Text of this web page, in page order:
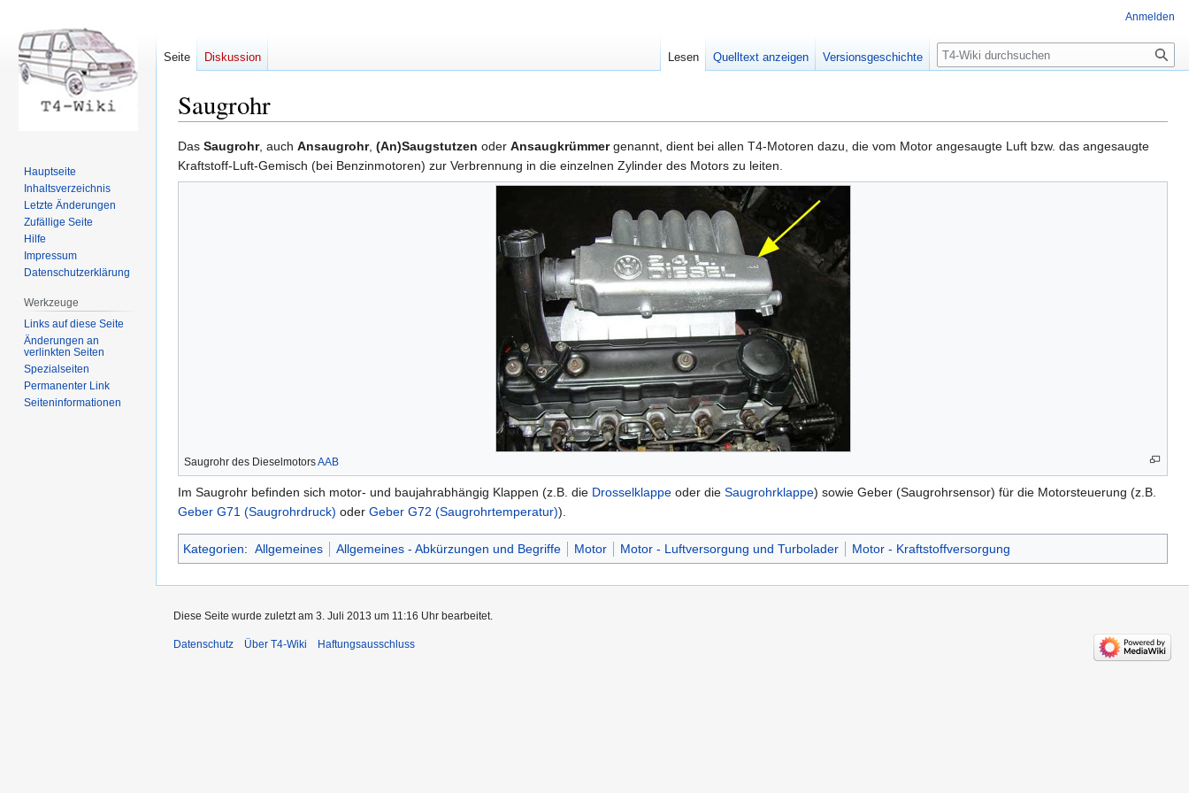
Saugrohr
Zur
Navigation
springen
Zur
Suche
springen
Das Saugrohr, auch Ansaugrohr, (An)Saugstutzen oder Ansaugkrümmergenannt, dient bei allen T4-Motoren dazu, die vom Motor angesaugte Luft bzw. das angesaugte
Kraftstoff-Luft-Gemisch (bei Benzinmotoren) zur Verbrennung in die einzelnen Zylinder des Motors zu leiten.
Saugrohr des DieselmotorsAAB
Im Saugrohr befinden sich motor- und baujahrabhängig Klappen (z.B. die Drosselklappe oder die Saugrohrklappe) sowie Geber (Saugrohrsensor) für die Motorsteuerung (z.B.
Geber G71 (Saugrohrdruck) oder Geber G72 (Saugrohrtemperatur)).
Kategorien: Allgemeines Allgemeines - Abkürzungen und Begriffe Motor Motor - Luftversorgung und Turbolader Motor - Kraftstoffversorgung
Anmelden
Seite Diskussion Lesen Quelltext anzeigen Versionsgeschichte Suche
Hauptseite
Inhaltsverzeichnis
Letzte Änderungen
Zufällige Seite
Hilfe
Impressum
Datenschutzerklärung
Werkzeuge
Links auf diese Seite
Änderungen an
verlinkten Seiten
Spezialseiten
Permanenter Link
Seiten­informationen
Diese Seite wurde zuletzt am 3. Juli 2013 um 11:16 Uhr bearbeitet.
Datenschutz Über T4-Wiki Haftungsausschluss